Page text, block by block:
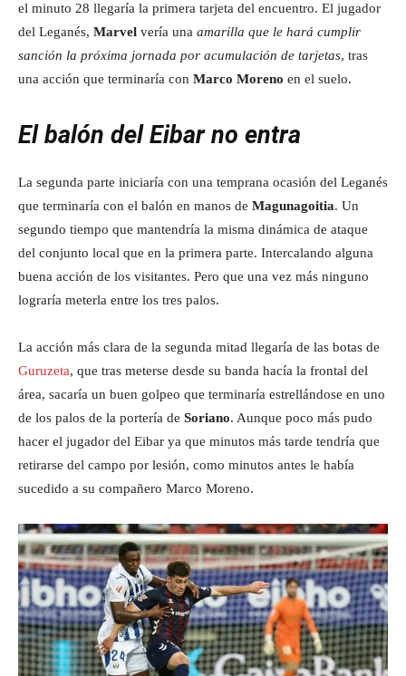
el minuto 28 llegaría la primera tarjeta del encuentro. El jugador
del Leganés, Marvel vería una amarilla que le hará cumplir
sanción la próxima jornada por acumulación de tarjetas, tras
una acción que terminaría con Marco Moreno en el suelo.
El balón del Eibar no entra
La segunda parte iniciaría con una temprana ocasión del Leganés
que terminaría con el balón en manos de Magunagoitia. Un
segundo tiempo que mantendría la misma dinámica de ataque
del conjunto local que en la primera parte. Intercalando alguna
buena acción de los visitantes. Pero que una vez más ninguno
lograría meterla entre los tres palos.
La acción más clara de la segunda mitad llegaría de las botas de
Guruzeta, que tras meterse desde su banda hacía la frontal del
área, sacaría un buen golpeo que terminaría estrellándose en uno
de los palos de la portería de Soriano. Aunque poco más pudo
hacer el jugador del Eibar ya que minutos más tarde tendría que
retirarse del campo por lesión, como minutos antes le había
sucedido a su compañero Marco Moreno.